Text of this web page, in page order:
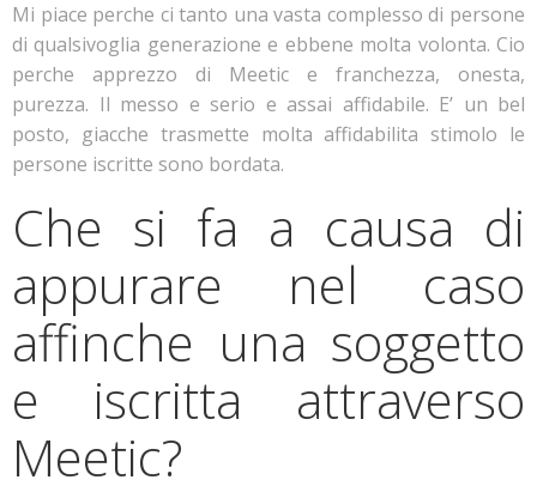
Mi piace perche ci tanto una vasta complesso di persone
di qualsivoglia generazione e ebbene molta volonta. Cio
perche apprezzo di Meetic e franchezza, onesta,
purezza. Il messo e serio e assai affidabile. E’ un bel
posto, giacche trasmette molta affidabilita stimolo le
persone iscritte sono bordata.
Che si fa a causa di
appurare nel caso
affinche una soggetto
e iscritta attraverso
Meetic?